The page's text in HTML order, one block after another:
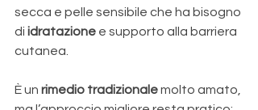
secca e pelle sensibile che ha bisogno
di idratazione e supporto alla barriera
cutanea.
È un rimedio tradizionale molto amato,